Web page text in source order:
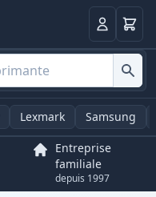
Panier
Lexmark Samsung
Entreprise
familiale
depuis 1997